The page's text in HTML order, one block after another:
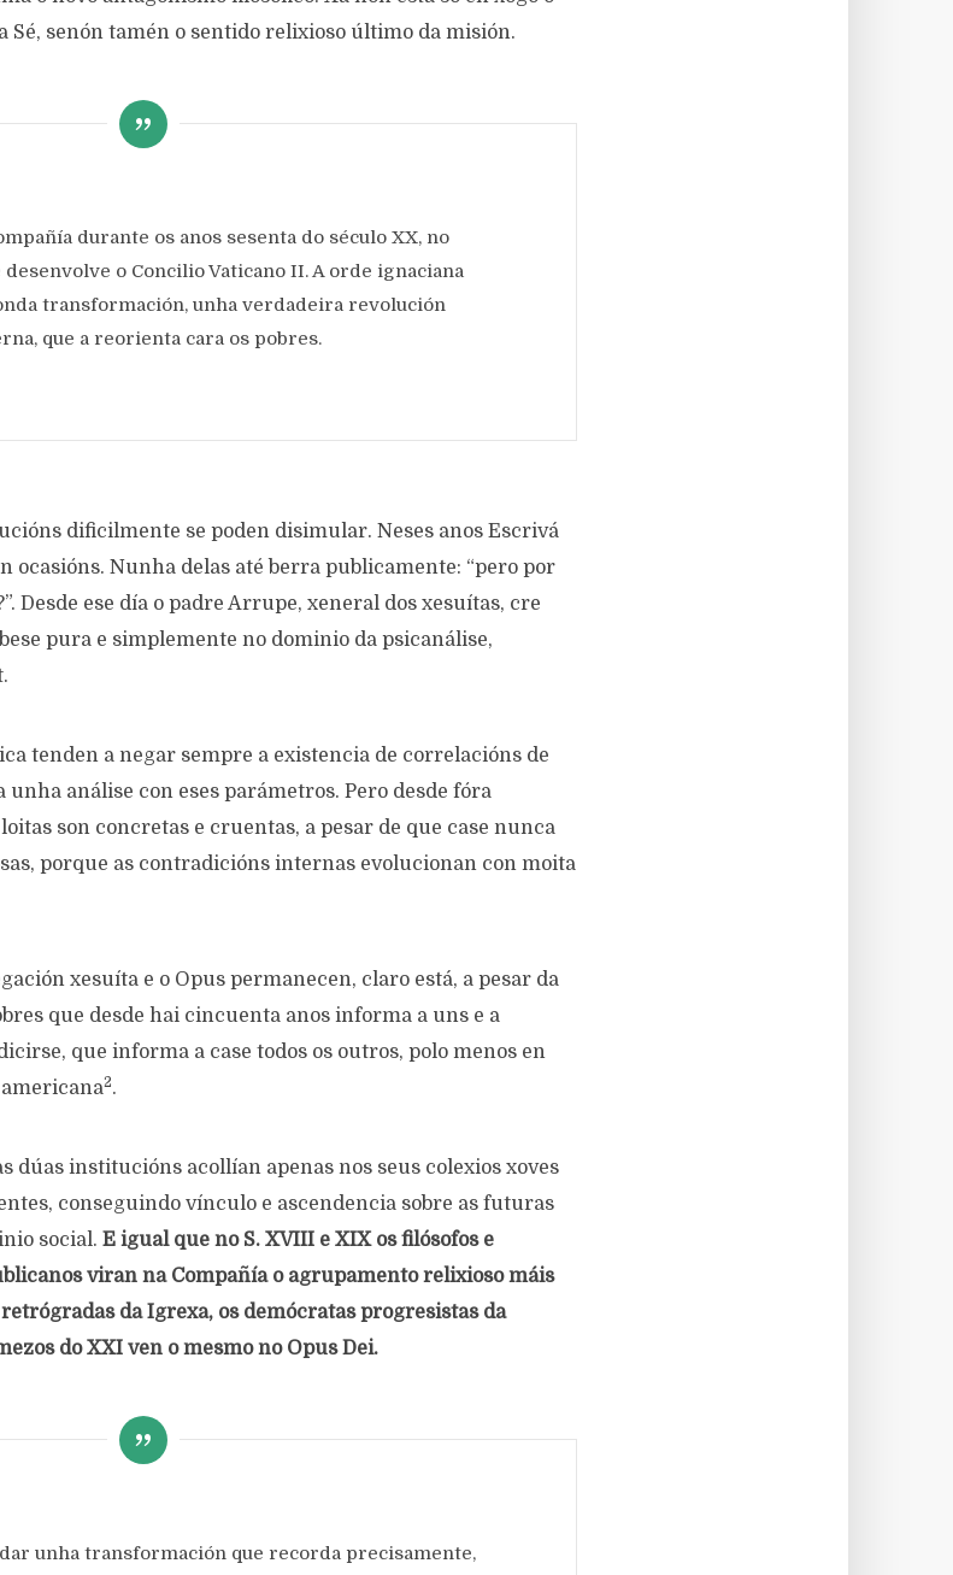
Sé, senón tamén o sentido relixioso último da misión.
durante os anos sesenta do século XX, no
o Concilio Vaticano II. A orde ignaciana
transformación, unha verdadeira revolución
que a reorienta cara os pobres.
dificilmente se poden disimular. Neses anos Escrivá
ocasións. Nunha delas até berra publicamente: “pero por
Desde ese día o padre Arrupe, xeneral dos xesuítas, cre
pura e simplemente no dominio da psicanálise,
tenden a negar sempre a existencia de correlacións de
análise con eses parámetros. Pero desde fóra
son concretas e cruentas, a pesar de que case nunca
porque as contradicións internas evolucionan con moita
xesuíta e o Opus permanecen, claro está, a pesar da
que desde hai cincuenta anos informa a uns e a
que informa a case todos os outros, polo menos en
americana2.
dúas institucións acollían apenas nos seus colexios xoves
conseguindo vínculo e ascendencia sobre as futuras
social. E igual que no S. XVIII e XIX os filósofos e
viran na Compañía o agrupamento relixioso máis
da Igrexa, os demócratas progresistas da
do XXI ven o mesmo no Opus Dei.
unha transformación que recorda precisamente,